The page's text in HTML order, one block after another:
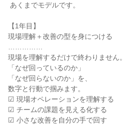
【1年目】
現場理解＋改善の型を身につける
現場を理解するだけで終わりません。
「なぜ回っているのか」
「なぜ回らないのか」を、
数字と行動で掴みます。
☑ 現場オペレーションを理解する
☑ チームの課題を見える化する
☑ 小さな改善を自分の手で回す